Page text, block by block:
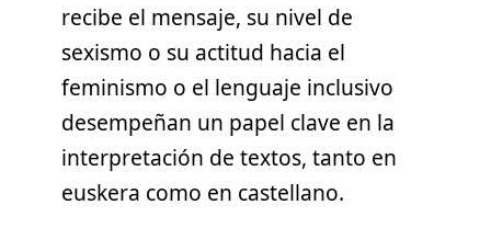
recibe el mensaje, su nivel de
sexismo o su actitud hacia el
feminismo o el lenguaje inclusivo
desempeñan un papel clave en la
interpretación de textos, tanto en
euskera como en castellano.